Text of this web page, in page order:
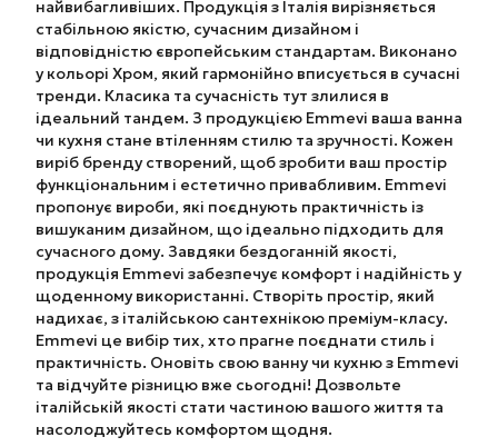
найвибагливіших. Продукція з Італія вирізняється
стабільною якістю, сучасним дизайном і
відповідністю європейським стандартам. Виконано
у кольорі Хром, який гармонійно вписується в сучасні
тренди. Класика та сучасність тут злилися в
ідеальний тандем. З продукцією Emmevi ваша ванна
чи кухня стане втіленням стилю та зручності. Кожен
виріб бренду створений, щоб зробити ваш простір
функціональним і естетично привабливим. Emmevi
пропонує вироби, які поєднують практичність із
вишуканим дизайном, що ідеально підходить для
сучасного дому. Завдяки бездоганній якості,
продукція Emmevi забезпечує комфорт і надійність у
щоденному використанні. Створіть простір, який
надихає, з італійською сантехнікою преміум-класу.
Emmevi це вибір тих, хто прагне поєднати стиль і
практичність. Оновіть свою ванну чи кухню з Emmevi
та відчуйте різницю вже сьогодні! Дозвольте
італійській якості стати частиною вашого життя та
насолоджуйтесь комфортом щодня.